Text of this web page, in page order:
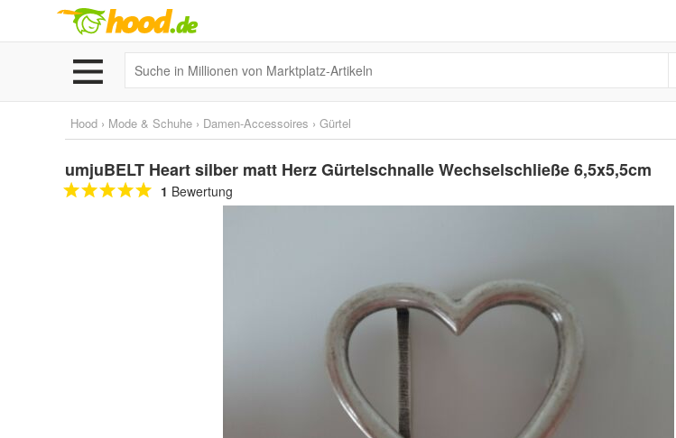
Hood › Mode & Schuhe › Damen-Accessoires › Gürtel
umjuBELT Heart silber matt Herz Gürtelschnalle Wechselschließe 6,5x5,5cm
1 Bewertung